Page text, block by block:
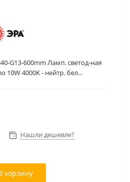
G13-600mm Ламп. светод-ная
10W 4000K - нейтр. бел...
Нашли дешевле?
корзину